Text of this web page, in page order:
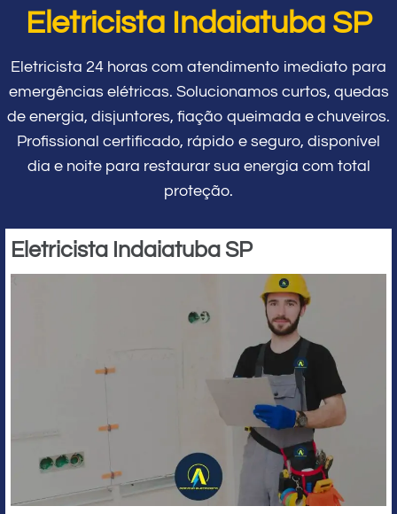
Eletricista Indaiatuba SP
Eletricista 24 horas com atendimento imediato para
emergências elétricas. Solucionamos curtos, quedas
de energia, disjuntores, fiação queimada e chuveiros.
Profissional certificado, rápido e seguro, disponível
dia e noite para restaurar sua energia com total
proteção.
Eletricista Indaiatuba SP